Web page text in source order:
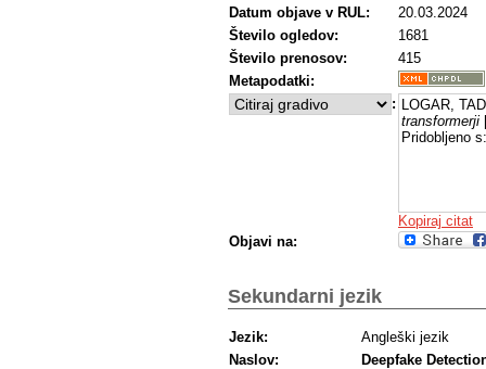
Datum objave v RUL:
20.03.2024
Število ogledov:
1681
Število prenosov:
415
Metapodatki:
: LOGAR,
transformerji
Pridobljeno
Kopiraj citat
Objavi na:
Sekundarni jezik
Jezik:
Angleški jezik
Naslov:
Deepfake